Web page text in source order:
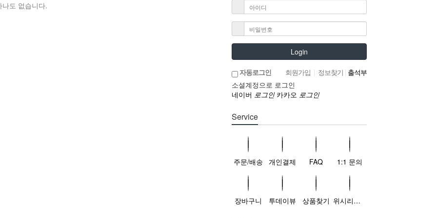
도 없습니다.
Login
자동로그인 회원가입 정보찾기 출석부
소셜계정으로 로그인
네이버 로그인 카카오 로그인
Service
주문/배송 개인결제 FAQ 1:1 문의
장바구니 투데이뷰 상품찾기 위시리스트